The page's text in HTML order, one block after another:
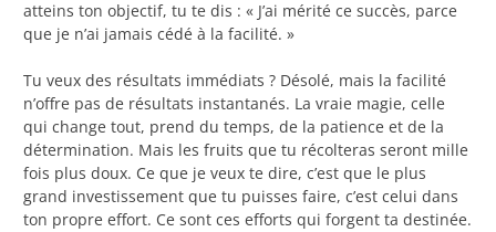
atteins ton objectif, tu te dis : « J’ai mérité ce succès, parce
que je n’ai jamais cédé à la facilité. »
Tu veux des résultats immédiats ? Désolé, mais la facilité
n’offre pas de résultats instantanés. La vraie magie, celle
qui change tout, prend du temps, de la patience et de la
détermination. Mais les fruits que tu récolteras seront mille
fois plus doux. Ce que je veux te dire, c’est que le plus
grand investissement que tu puisses faire, c’est celui dans
ton propre effort. Ce sont ces efforts qui forgent ta destinée.